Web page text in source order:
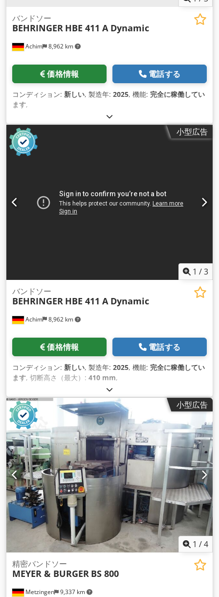
Achim 8,962 km
バンドソー
BEHRINGER HBE 411 A Dynamic
価格情報 電話する
コンディション: 新しい, 製造年: 2025, 機能: 完全に稼働してい
ます,
小型広告
1 /3
Achim 8,962 km
バンドソー
BEHRINGER HBE 411 A Dynamic
価格情報 電話する
コンディション: 新しい, 製造年: 2025, 機能: 完全に稼働してい
ます, 切断高さ（最大）: 410 mm,
小型広告
1 /4
Metzingen 9,337 km
精密バンドソー
MEYER & BURGER BS 800